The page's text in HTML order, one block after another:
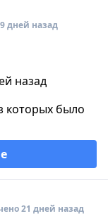
дней назад
назад
которых было
21 дней назад